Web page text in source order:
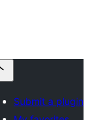
Submit a plugin